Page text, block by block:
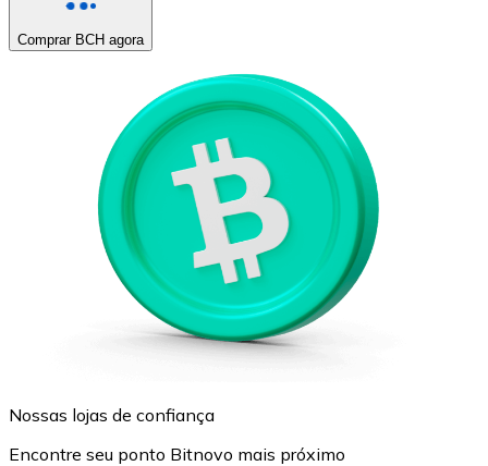
Comprar BCH agora
Nossas lojas de confiança
Encontre seu ponto Bitnovo mais próximo